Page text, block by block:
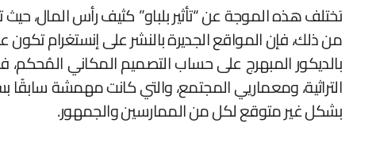
تختلف هذه الموجة عن “تأثير بلباو” كثيف رأس المال،
من ذلك، فإن المواقع الجديرة بالنشر على إنستغرام
بالديكور المبهرج على حساب التصميم المكاني
بشكل غير متوقع لكل من الممارسين والجمهور.